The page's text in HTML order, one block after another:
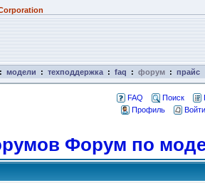
: модели : техподдержка : faq : форум : прайс
FAQ Поиск
Профиль
Форум по